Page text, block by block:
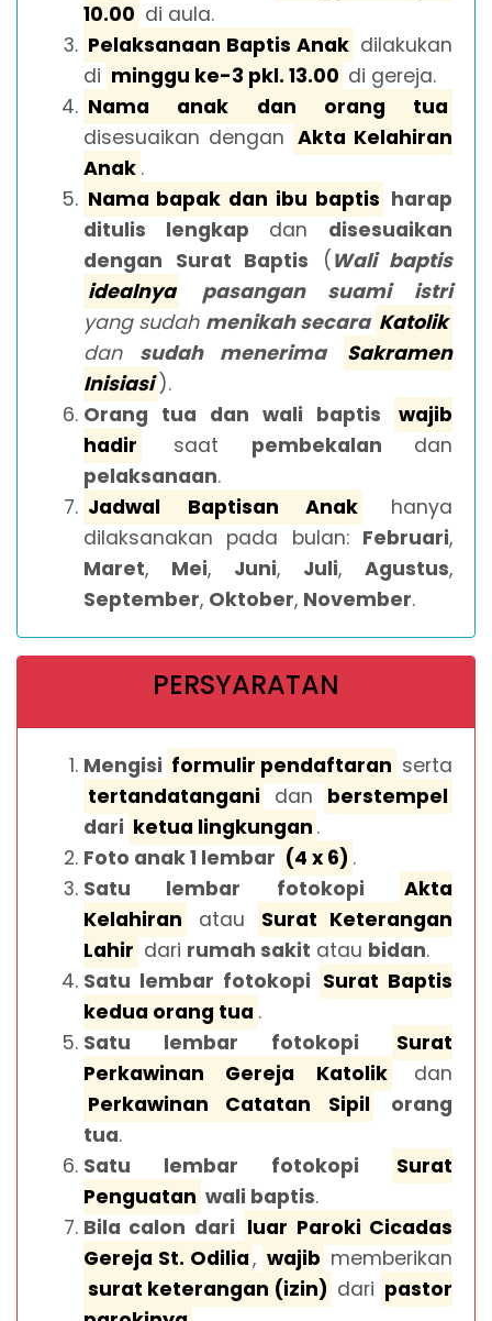
10.00 di aula.
Pelaksanaan Baptis Anak dilakukan
di minggu ke-3 pkl. 13.00 di gereja.
Nama anak dan orang tua
disesuaikan dengan Akta Kelahiran
Anak .
Nama bapak dan ibu baptis harap
ditulis lengkap dan disesuaikan
dengan Surat Baptis ( Wali baptis
idealnya
pasangan suami istri
yang sudah menikah secara Katolik
dan sudah menerima
Sakramen
Inisiasi ).
Orang tua dan wali baptis
wajib
hadir
saat pembekalan dan
pelaksanaan.
Jadwal Baptisan Anak
hanya
dilaksanakan pada bulan: Februari,
Maret, Mei, Juni, Juli, Agustus,
September, Oktober, November.
PERSYARATAN
Mengisi formulir pendaftaran serta
tertandatangani
dan
berstempel
dari ketua lingkungan .
Foto anak 1 lembar (4 x 6) .
Satu lembar fotokopi
Akta
Kelahiran
atau
Surat Keterangan
Lahir dari rumah sakit atau bidan.
Satu lembar fotokopi Surat Baptis
kedua orang tua .
Satu lembar fotokopi
Surat
Perkawinan Gereja Katolik
dan
Perkawinan Catatan Sipil
orang
tua.
Satu lembar fotokopi
Surat
Penguatan wali baptis.
Bila calon dari luar Paroki Cicadas
Gereja St. Odilia, wajib memberikan
surat keterangan (izin) dari pastor